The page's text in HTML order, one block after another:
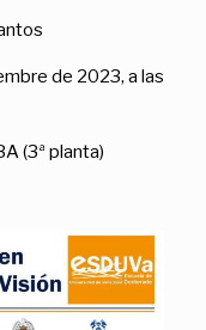
de 2023, a las
(3ª planta)